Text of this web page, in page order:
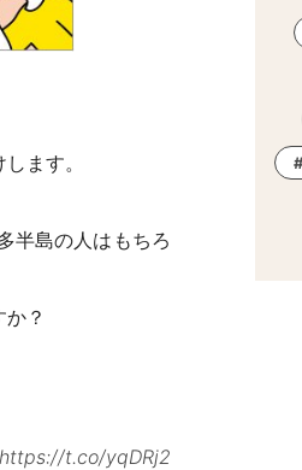
ます。
半島の人はもちろ
？
https://t.co/yqDRj2